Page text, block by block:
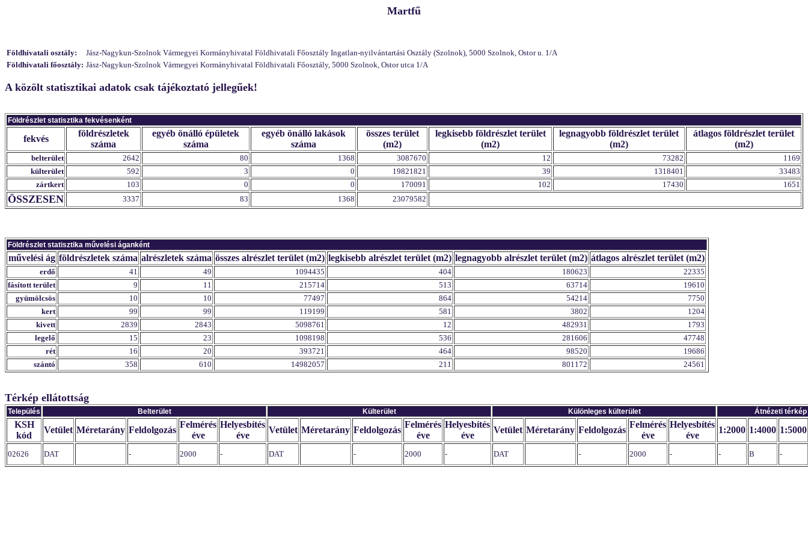
Martfű
Földhivatali osztály:
Jász-Nagykun-Szolnok Vármegyei Kormányhivatal Földhivatali Főosztály Ingatlan-nyilvántartási Osztály (Szolnok), 5000 Szolnok, Ostor u. 1/A
Földhivatali főosztály: Jász-Nagykun-Szolnok Vármegyei Kormányhivatal Földhivatali Főosztály, 5000 Szolnok, Ostor utca 1/A
A közölt statisztikai adatok csak tájékoztató jellegűek!
Földrészlet statisztika fekvésenként
fekvés
földrészletek
száma
egyéb önálló épületek
száma
egyéb önálló lakások
száma
összes terület
(m2)
legkisebb földrészlet terület
(m2)
legnagyobb földrészlet terület
(m2)
átlagos földrészlet terület
(m2)
belterület 2642 80 1368 3087670 12 73282
1169
külterület
592 3 0 19821821 39 1318401
33483
zártkert
103 0 0 170091 102 17430 1651
ÖSSZESEN 3337 83 1368 23079582
Földrészlet statisztika művelési áganként
művelési ág földrészletek száma alrészletek száma összes alrészlet terület (m2) legkisebb alrészlet terület (m2) legnagyobb alrészlet terület (m2) átlagos alrészlet terület (m2)
erdő 41 49 1094435 404 180623
22335
fásított terület
9 11 215714 513 63714
19610
gyümölcsös
10 10 77497 864 54214
7750
kert
99 99 119199 581 3802
1204
kivett
2839 2843 5098761 12 482931
1793
legelő
15 23 1098198 536 281606
47748
rét
16 20 393721 464 98520
19686
szántó
358 610 14982057 211 801172 24561
Térkép ellátottság
Település Belterület Külterület Különleges külterület Átnézeti térkép
KSH
kód
Vetület Méretarány Feldolgozás
Felmérés
éve
Helyesbítés
éve
Vetület Méretarány Feldolgozás
Felmérés
éve
Helyesbítés
éve
Vetület Méretarány Feldolgozás
Felmérés
éve
Helyesbítés
éve
1:2000 1:4000 1:5000
02626 DAT - 2000 - DAT - 2000 - DAT - 2000 - - B -